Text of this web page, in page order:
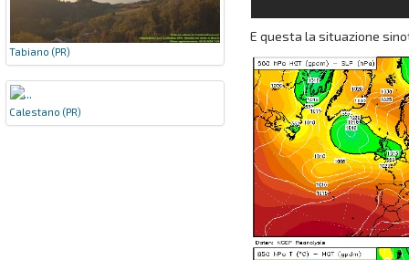
Tabiano (PR)
Calestano (PR)
E questa la situazione